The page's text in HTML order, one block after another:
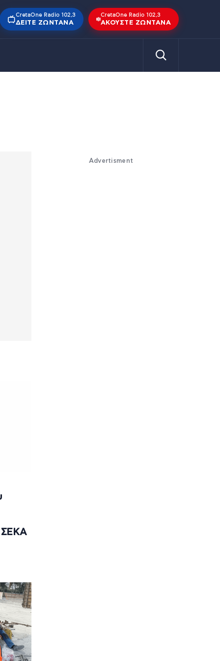
CretaOne Radio 102,3
ΔΕΊΤΕ ΖΩΝΤΑΝΆ
CretaOne Radio 102,3
ΑΚΟΎΣΤΕ ΖΩΝΤΑΝΆ
ΣΕΚΑ
Advertisment